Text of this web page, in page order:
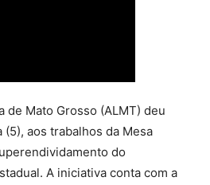
de Mato Grosso (ALMT) deu
aos trabalhos da Mesa
do
A iniciativa conta com a